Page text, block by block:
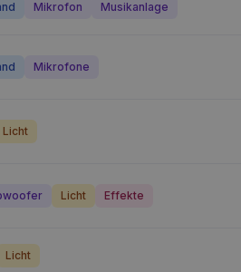
Mikrofon Musikanlage
Mikrofone
Licht
Licht Effekte
Licht